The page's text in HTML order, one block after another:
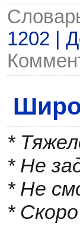
1202 |
*
* Не
* Не
*